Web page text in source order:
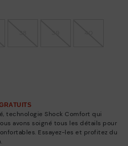
technologie Shock Comfort qui
avons soigné tous les détails pour
Essayez-les et profitez du